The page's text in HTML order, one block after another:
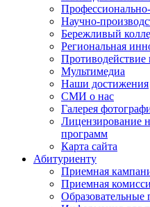
Научно-
Бережливый
Региональная
Противодействие
Мультимедиа
Наши достижения
СМИ о нас
Галерея
Лицензирование
программ
Карта сайта
Абитуриенту
Приемная
Приемная